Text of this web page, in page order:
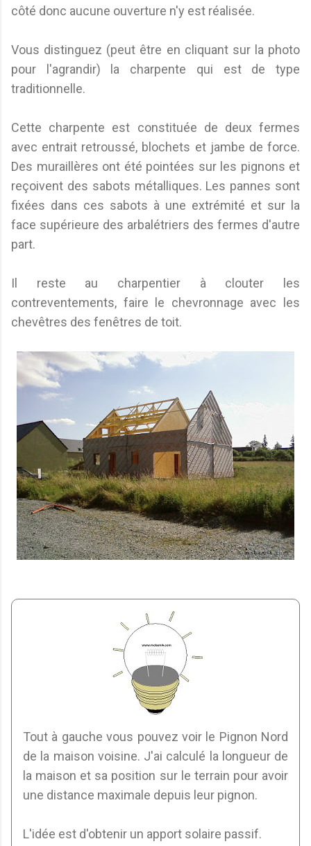
côté donc aucune ouverture n'y est réalisée.
Vous distinguez (peut être en cliquant sur la photo
pour l'agrandir) la charpente qui est de type
traditionnelle.
Cette charpente est constituée de deux fermes
avec entrait retroussé, blochets et jambe de force.
Des muraillères ont été pointées sur les pignons et
reçoivent des sabots métalliques. Les pannes sont
fixées dans ces sabots à une extrémité et sur la
face supérieure des arbalétriers des fermes d'autre
part.
Il reste au charpentier à clouter les
contreventements, faire le chevronnage avec les
chevêtres des fenêtres de toit.
Tout à gauche vous pouvez voir le Pignon Nord
de la maison voisine. J'ai calculé la longueur de
la maison et sa position sur le terrain pour avoir
une distance maximale depuis leur pignon.
L'idée est d'obtenir un apport solaire passif.